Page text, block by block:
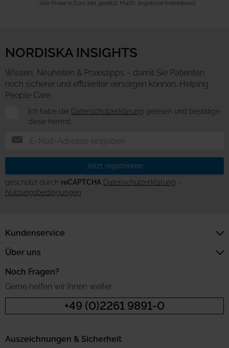
*Alle Preise in Euro inkl. gesetzl. MwSt. Angebote freibleibend
NORDISKA INSIGHTS
Wissen, Neuheiten & Praxistipps – damit Sie Patienten
noch sicherer und effizienter versorgen können. Helping
People Care.
NewsletterIch habe die Datenschutzerklärung gelesen und bestätige
diese hiermit.
Jetzt registrieren
geschützt durch reCAPTCHA Datenschutzerklärung -
Nutzungsbedingungen
Kundenservice
Noch Fragen?
Gerne helfen wir Ihnen weiter:
+49 (0)2261 9891-0
Über uns
Auszeichnungen & Sicherheit